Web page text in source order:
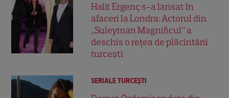
Halit Ergenç s-a lansat în
afaceri la Londra: Actorul din
„Suleyman Magnificul” a
deschis o rețea de plăcintării
turcești
SERIALE TURCEŞTI